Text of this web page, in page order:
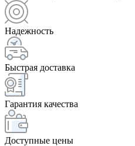
Надежность
Быстрая доставка
Гарантия качества
Доступные цены